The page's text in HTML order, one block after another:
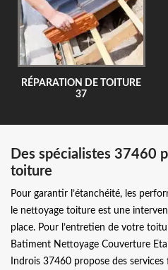
RÉPARATION DE TOITURE
37
Des spécialistes 37460
toiture
Pour garantir l’étanchéité, les
le nettoyage toiture est une
place. Pour l’entretien de votre
Batiment Nettoyage Couverture
Indrois 37460 propose des